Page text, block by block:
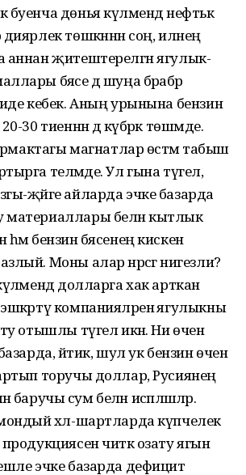
дөнья күләмендә нефтькә
төшкәннән соң, илнең
аннан җитештерелгән ягулык-
бәясе дә шуңа бәрабәр
иде кебек. Аның урынына бензин
30 тиеннән дә күбрәк төшмәде.
магнатлар өстәмә табыш
теләмәде. Ул гына түгел,
җәйге айларда эчке базарда
белән кытлык
бензин бәясенең кискен
Моны алар нәрсәгә нигезли?
долларга хак арткан
компанияләренә ягулыкны
отышлы түгел икән. Ни өчен
әйтик, шул ук бензин өчен
торучы доллар, Русиянең
баручы сум белән исәпләшәләр.
хәл-шартларда күпчелек
читкә озату ягын
эчке базарда дефицит